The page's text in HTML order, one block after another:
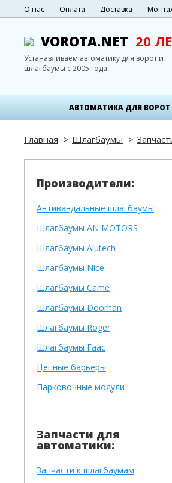
О нас Оплата Доставка
VOROTA.NET 20
Устанавливаем автоматику для ворот и
шлагбаумы с 2005 года
АВТОМАТИКА ДЛЯ ВОРОТ
Главная Шлагбаумы
Производители:
Антивандальные шлагбаумы
Шлагбаумы AN MOTORS
Шлагбаумы Alutech
Шлагбаумы Nice
Шлагбаумы Came
Шлагбаумы Doorhan
Шлагбаумы Roger
Шлагбаумы Faac
Цепные барьеры
Парковочные модули
Запчасти для
автоматики:
Запчасти к шлагбаумам